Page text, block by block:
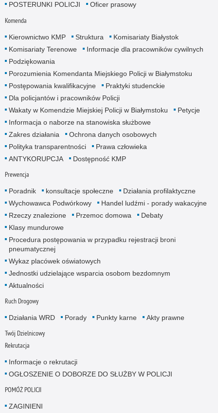
POSTERUNKI POLICJI
Oficer prasowy
Komenda
Kierownictwo KMP Struktura
Komisariaty Białystok
Komisariaty Terenowe
Informacje dla pracowników cywilnych
Podziękowania
Porozumienia Komendanta Miejskiego Policji w Białymstoku
Postępowania kwalifikacyjne
Praktyki studenckie
Dla policjantów i pracowników Policji
Wakaty w Komendzie Miejskiej Policji w Białymstoku
Petycje
Informacja o naborze na stanowiska służbowe
Zakres działania
Ochrona danych osobowych
Polityka transparentności
Prawa człowieka
ANTYKORUPCJA
Dostępność KMP
Prewencja
Poradnik konsultacje społeczne
Działania profilaktyczne
Wychowawca Podwórkowy
Handel ludźmi - porady wakacyjne
Rzeczy znalezione
Przemoc domowa
Debaty
Klasy mundurowe
Procedura postępowania w przypadku rejestracji broni
pneumatycznej
Wykaz placówek oświatowych
Jednostki udzielające wsparcia osobom bezdomnym
Aktualności
Ruch Drogowy
Działania WRD Porady Punkty karne Akty prawne
Twój Dzielnicowy
Rekrutacja
Informacje o rekrutacji
OGŁOSZENIE O DOBORZE DO SŁUŻBY W POLICJI
POMÓŻ POLICJI
ZAGINIENI